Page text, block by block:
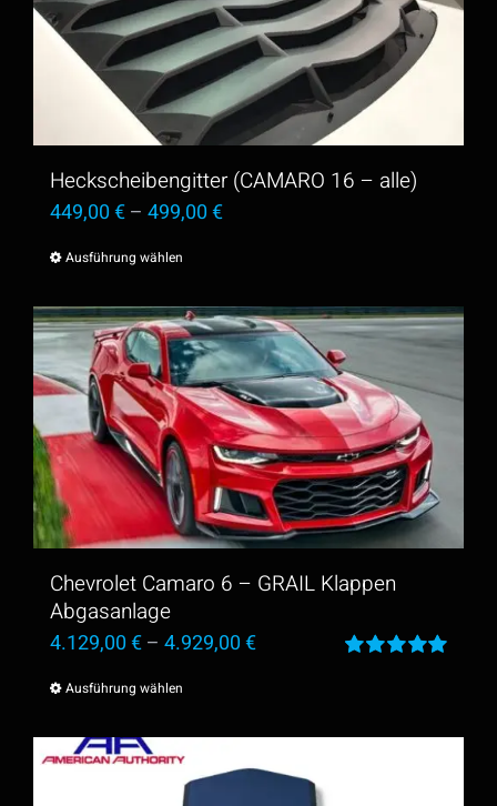
Heckscheibengitter (CAMARO 16 – alle)
449,00€– 499,00€
Ausführung wählen
Produkt
weist
mehrere
Varianten
auf.
Die
Optionen
können
auf
Produktseite
Chevrolet Camaro 6 – GRAIL Klappen
Abgasanlage
4.129,00€– 4.929,00€
Ausführung wählen
Produkt
weist